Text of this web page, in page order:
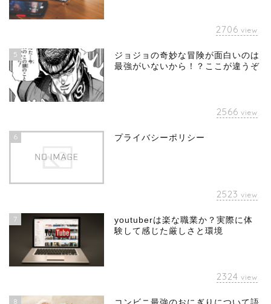
2706 view
5
ジョジョの奇妙な冒険が面白いのは
最強がいないから！？ここが違うぞ
2566 view
6 プライバシーポリシー
2523 view
7
youtuberは楽な職業か？実際に体
験して感じた厳しさと環境
2324 view
8